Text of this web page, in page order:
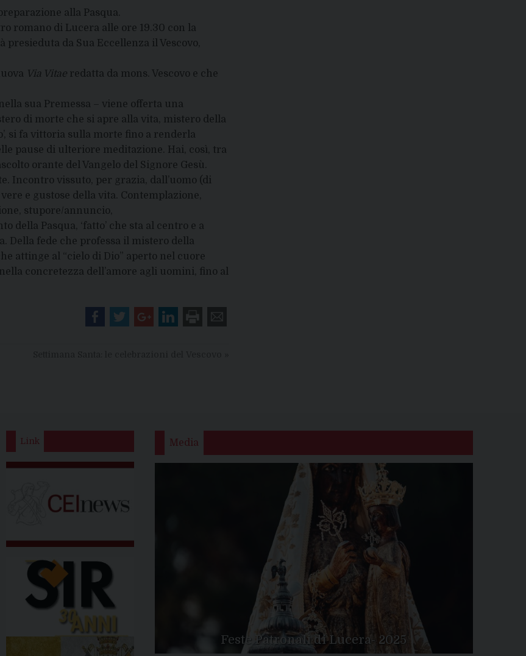
alla Pasqua.
romano di Lucera alle ore 19.30 con la
presieduta da Sua Eccellenza il Vescovo,
Via Vitae redatta da mons. Vescovo e che
sua Premessa – viene offerta una
di morte che si apre alla vita, mistero della
si fa vittoria sulla morte fino a renderla
pause di ulteriore meditazione. Hai, così, tra
orante del Vangelo del Signore Gesù.
Incontro vissuto, per grazia, dall’uomo (di
e gustose della vita. Contemplazione,
stupore/annuncio,
della Pasqua, ‘fatto’ che sta al centro e a
Della fede che professa il mistero della
attinge al “cielo di Dio” aperto nel cuore
concretezza dell’amore agli uomini, fino al
Link Media
Feste Patronali di Lucera- 2025